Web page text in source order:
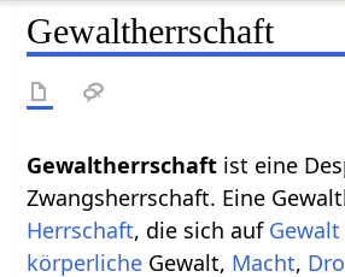
Gewaltherrschaft
ist eine
Zwangsherrschaft. Eine
Herrschaft, die sich auf Gewalt
körperliche Gewalt, Macht,